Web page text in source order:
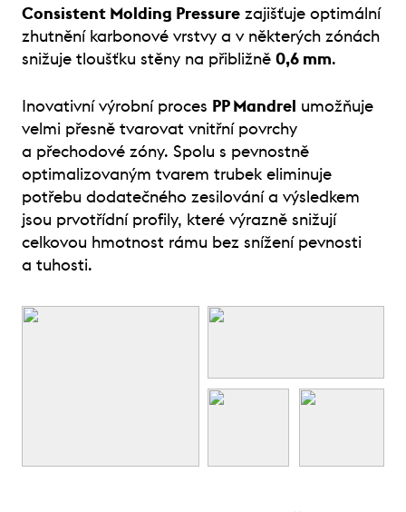
Consistent Molding Pressure zajišťuje optimální
zhutnění karbonové vrstvy a v některých zónách
snižuje tloušťku stěny na přibližně 0,6 mm.
Inovativní výrobní proces PP Mandrel
umožňuje
velmi přesně tvarovat vnitřní povrchy
a přechodové zóny. Spolu s pevnostně
optimalizovaným tvarem trubek eliminuje
potřebu dodatečného zesilování a výsledkem
jsou prvotřídní profily, které výrazně snižují
celkovou hmotnost rámu bez snížení pevnosti
a tuhosti.